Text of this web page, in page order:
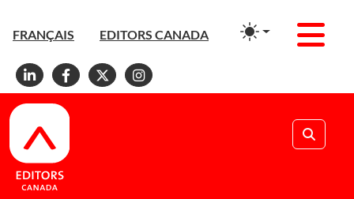
FRANÇAIS EDITORS CANADA
Linkedin
Facebook
X Instagram